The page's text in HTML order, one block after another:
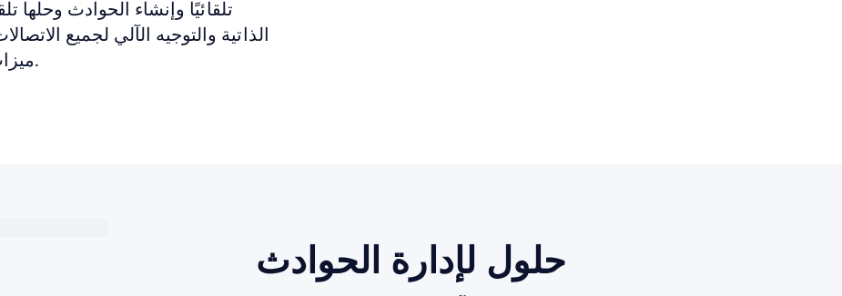
تلقائيًا وإنشاء الحوادث وحلها
الذاتية والتوجيه الآلي لجميع
ميزات إدارة الجودة المتقدمة لتحسين كل تفاعل ونتائج.
حلول لإدارة الحوادث